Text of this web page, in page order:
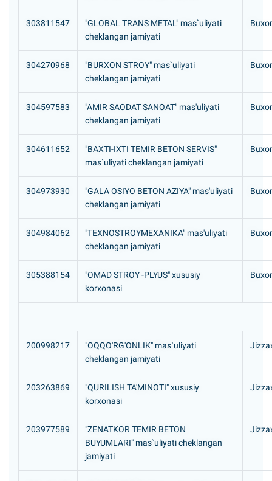
303811547
"GLOBAL TRANS METAL" mas`uliyati
cheklangan jamiyati
304270968
"BURXON STROY" mas`uliyati
cheklangan jamiyati
304597583
"AMIR SAODAT SANOAT" mas'uliyati
cheklangan jamiyati
304611652
"BAXTI-IXTI TEMIR BETON SERVIS"
mas`uliyati cheklangan jamiyati
304973930
"GALA OSIYO BETON AZIYA" mas'uliyati
cheklangan jamiyati
304984062
"TEXNOSTROYMEXANIKA" mas'uliyati
cheklangan jamiyati
305388154
"OMAD STROY -PLYUS" xususiy
korxonasi
200998217
"OQQO'RG'ONLIK" mas`uliyati
cheklangan jamiyati
203263869
"QURILISH TA'MINOTI" xususiy
korxonasi
203977589
"ZENATKOR TEMIR BETON
BUYUMLARI" mas`uliyati cheklangan
jamiyati